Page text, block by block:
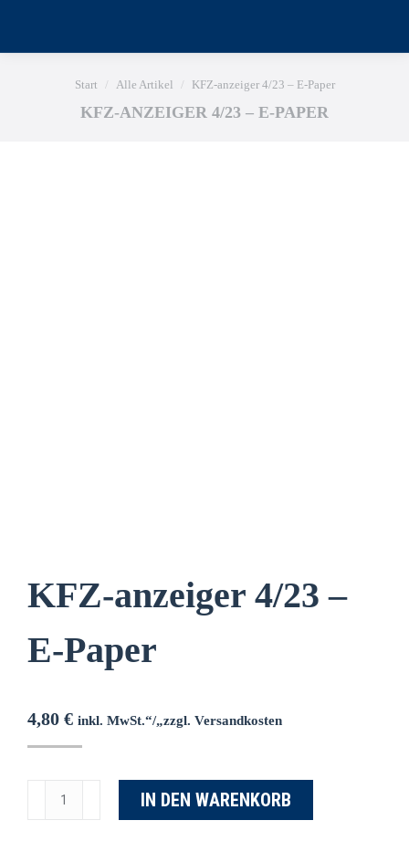
Sie befinden sich hier:
Start Alle Artikel KFZ-anzeiger 4/23 – E-Paper
KFZ-ANZEIGER 4/23 – E-PAPER
KFZ-anzeiger 4/23 –
E-Paper
4,80 € inkl. MwSt.“/„zzgl. Versandkosten
IN DEN WARENKORB